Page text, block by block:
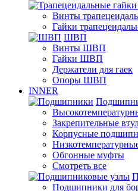
Винты
Гайки
ШВП
Винты ШВП
Гайки ШВП
Держатели для гаек
Опоры ШВП
INNER
Закрепительные
Корпусные
Обгонные муфты
Смотреть все
Подшипники для